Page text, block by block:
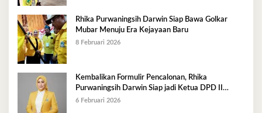
Rhika Purwaningsih Darwin Siap Bawa Golkar
Mubar Menuju Era Kejayaan Baru
8 Februari 2026
Kembalikan Formulir Pencalonan, Rhika
Purwaningsih Darwin Siap jadi Ketua DPD II
Golkar Mubar
6 Februari 2026